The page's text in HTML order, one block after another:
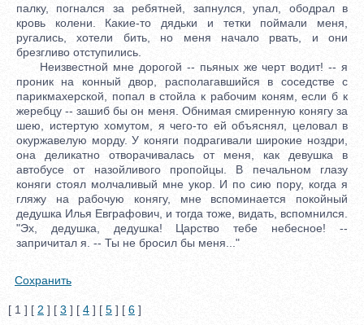
палку, погнался за ребятней, запнулся, упал, ободрал в
кровь колени. Какие-то дядьки и тетки поймали меня,
ругались, хотели бить, но меня начало рвать, и они
брезгливо отступились.
Неизвестной мне дорогой -- пьяных же черт водит! -- я
проник на конный двор, располагавшийся в соседстве с
парикмахерской, попал в стойла к рабочим коням, если б к
жеребцу -- зашиб бы он меня. Обнимая смиренную конягу за
шею, истертую хомутом, я чего-то ей объяснял, целовал в
окуржавелую морду. У коняги подрагивали широкие ноздри,
она деликатно отворачивалась от меня, как девушка в
автобусе от назойливого пропойцы. В печальном глазу
коняги стоял молчаливый мне укор. И по сию пору, когда я
гляжу на рабочую конягу, мне вспоминается покойный
дедушка Илья Евграфович, и тогда тоже, видать, вспомнился.
"Эх, дедушка, дедушка! Царство тебе небесное! --
запричитал я. -- Ты не бросил бы меня..."
Сохранить
[ 1 ] [ 2 ] [ 3 ] [ 4 ] [ 5 ] [ 6 ]